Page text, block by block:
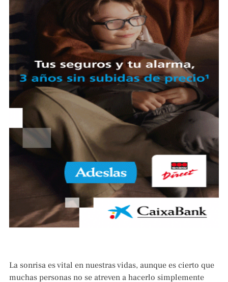
La sonrisa es vital en nuestras vidas, aunque es cierto que
muchas personas no se atreven a hacerlo simplemente